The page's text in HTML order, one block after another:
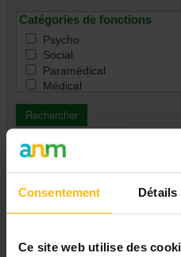
Consentement Détails
Ce site web utilise des
Handicap
Immigration & intégration
Justice & droit
Santé
Santé mentale
Tous
Catégories de fonctions
Psycho
Social
Paramédical
Médical
Animation
Coordination /
Direction
Administratif / Secrétariat
Financement /
Vente
Droit / Justice
PUBLIER UNE